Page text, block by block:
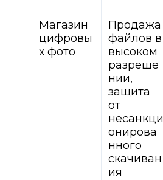
Магазин
цифровы
х фото
Продажа
файлов в
высоком
разреше
нии,
защита
от
несанкци
онирова
нного
скачиван
ия